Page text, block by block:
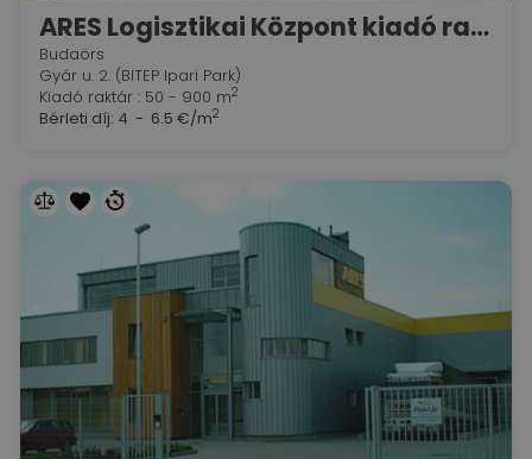
ARES Logisztikai Központ kiadó raktár+iroda)
Budaörs
Gyár u. 2. (BITEP Ipari Park)
Kiadó raktár : 50 - 900 m2
Bérleti díj: 4 - 6.5 €/m2